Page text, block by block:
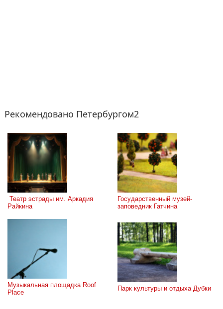
Рекомендовано Петербургом2
Райкина
Государственный музей-
заповедник Гатчина
Музыкальная площадка Roof
Place
Парк культуры и отдыха Дубки